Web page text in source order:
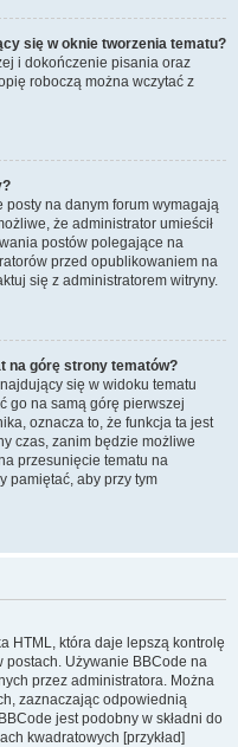
się w oknie tworzenia tematu?
i dokończenie pisania oraz
roboczą można wczytać z
posty na danym forum wymagają
że administrator umieścił
postów polegające na
przed opublikowaniem na
się z administratorem witryny.
na górę strony tematów?
się w widoku tematu
go na samą górę pierwszej
oznacza to, że funkcja ta jest
czas, zanim będzie możliwe
przesunięcie tematu na
pamiętać, aby przy tym
HTML, która daje lepszą kontrolę
Używanie BBCode na
przez administratora. Można
zaznaczając odpowiednią
jest podobny w składni do
kwadratowych [przykład]